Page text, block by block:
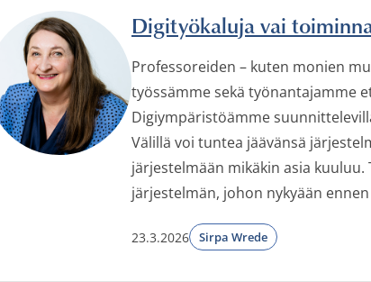
Digityökaluja vai
Professoreiden – kuten monien
työssämme sekä työnantajamme
Digiympäristöämme
Välillä voi tuntea jäävänsä
järjestelmään mikäkin asia
järjestelmän, johon nykyään
23.3.2026 Sirpa Wrede